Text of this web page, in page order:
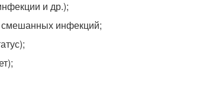
и др.);
смешанных инфекций;